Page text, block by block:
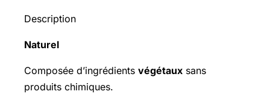
Description
Naturel
Composée d’ingrédients végétaux sans
produits chimiques.